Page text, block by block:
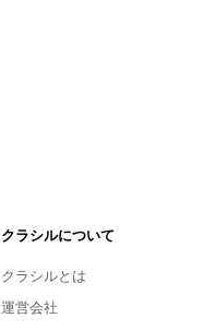
クラシルについて
クラシルとは
運営会社